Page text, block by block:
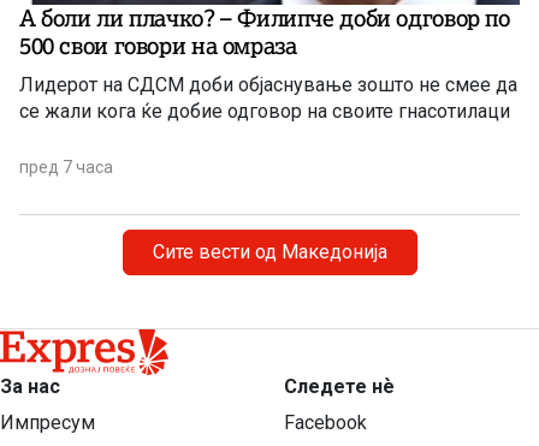
А боли ли плачко? – Филипче доби одговор по
500 свои говори на омраза
Лидерот на СДСМ доби објаснување зошто не смее да
се жали кога ќе добие одговор на своите гнасотилаци
пред 7 часа
Сите вести од Македонија
За нас
Импресум
Следете нѐ
Facebook